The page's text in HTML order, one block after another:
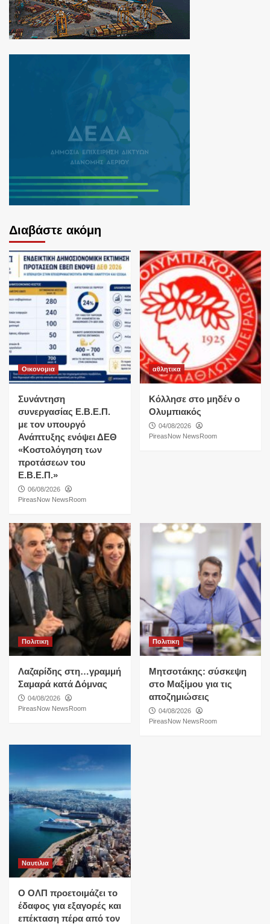
Διαβάστε ακόμη
Οικονομια
Συνάντηση
συνεργασίας Ε.Β.Ε.Π.
με τον υπουργό
Ανάπτυξης ενόψει ΔΕΘ
«Κοστολόγηση των
προτάσεων του
Ε.Β.Ε.Π.»
06/08/2026
PireasNow NewsRoom
αθλητικα
Κόλλησε στο μηδέν ο
Ολυμπιακός
04/08/2026
PireasNow NewsRoom
Πολιτικη
Λαζαρίδης στη…γραμμή
Σαμαρά κατά Δόμνας
04/08/2026
PireasNow NewsRoom
Πολιτικη
Μητσοτάκης: σύσκεψη
στο Μαξίμου για τις
αποζημιώσεις
04/08/2026
PireasNow NewsRoom
Ναυτιλια
O ΟΛΠ προετοιμάζει το
έδαφος για εξαγορές και
επέκταση πέρα από τον